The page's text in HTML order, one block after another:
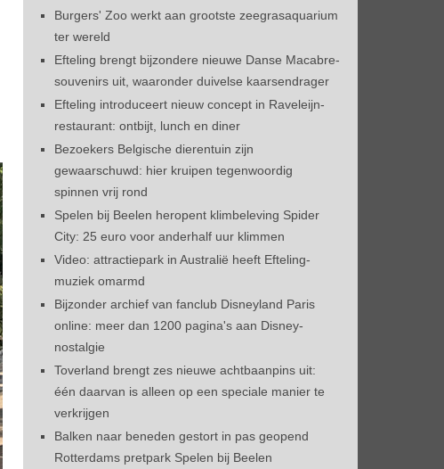
Burgers' Zoo werkt aan grootste zeegrasaquarium
ter wereld
Efteling brengt bijzondere nieuwe Danse Macabre-
souvenirs uit, waaronder duivelse kaarsendrager
Efteling introduceert nieuw concept in Raveleijn-
restaurant: ontbijt, lunch en diner
Bezoekers Belgische dierentuin zijn
gewaarschuwd: hier kruipen tegenwoordig
spinnen vrij rond
Spelen bij Beelen heropent klimbeleving Spider
City: 25 euro voor anderhalf uur klimmen
Video: attractiepark in Australië heeft Efteling-
muziek omarmd
Bijzonder archief van fanclub Disneyland Paris
online: meer dan 1200 pagina's aan Disney-
nostalgie
Toverland brengt zes nieuwe achtbaanpins uit:
één daarvan is alleen op een speciale manier te
verkrijgen
Balken naar beneden gestort in pas geopend
Rotterdams pretpark Spelen bij Beelen